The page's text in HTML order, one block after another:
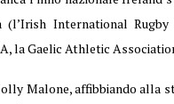
(l’Irish International
la Gaelic Athletic
Malone, affibbiando